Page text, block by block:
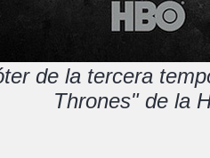
de la tercera
Thrones" de la